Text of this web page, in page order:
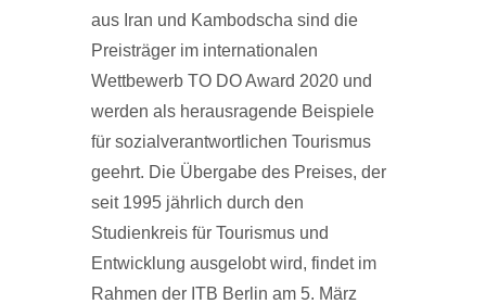
aus Iran und Kambodscha sind die
Preisträger im internationalen
Wettbewerb TO DO Award 2020 und
werden als herausragende Beispiele
für sozialverantwortlichen Tourismus
geehrt. Die Übergabe des Preises, der
seit 1995 jährlich durch den
Studienkreis für Tourismus und
Entwicklung ausgelobt wird, findet im
Rahmen der ITB Berlin am 5. März